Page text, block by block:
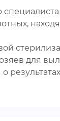
для